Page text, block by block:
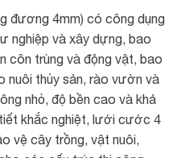
đương 4mm) có công dụng
nghiệp và xây dựng, bao
côn trùng và động vật, bao
nuôi thủy sản, rào vườn và
nhỏ, độ bền cao và khả
khắc nghiệt, lưới cước 4
vệ cây trồng, vật nuôi,